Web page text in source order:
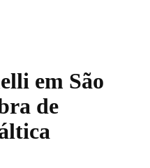
em São
de